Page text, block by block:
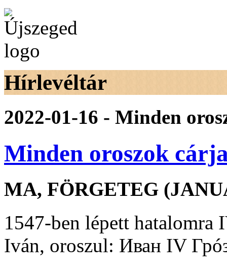
Hírlevéltár
2022-01-16 - Minden
Minden oroszok
MA, FÖRGETEG
1547-ben lépett hatalomra
Iván, oroszul: Иван IV